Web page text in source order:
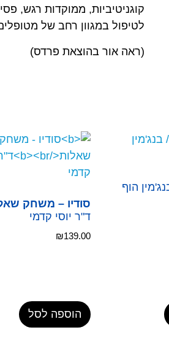
קוגניטיביות, ממוקדות רגש,
לטיפול במגוון רחב של
(ראה אור בהוצאת פרדס)
הוף
סודיו – משחק
ד"ר יוסי קדמי
₪139.00
הוספה לסל